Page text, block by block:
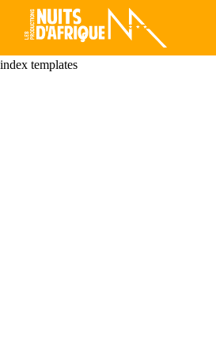
index templates